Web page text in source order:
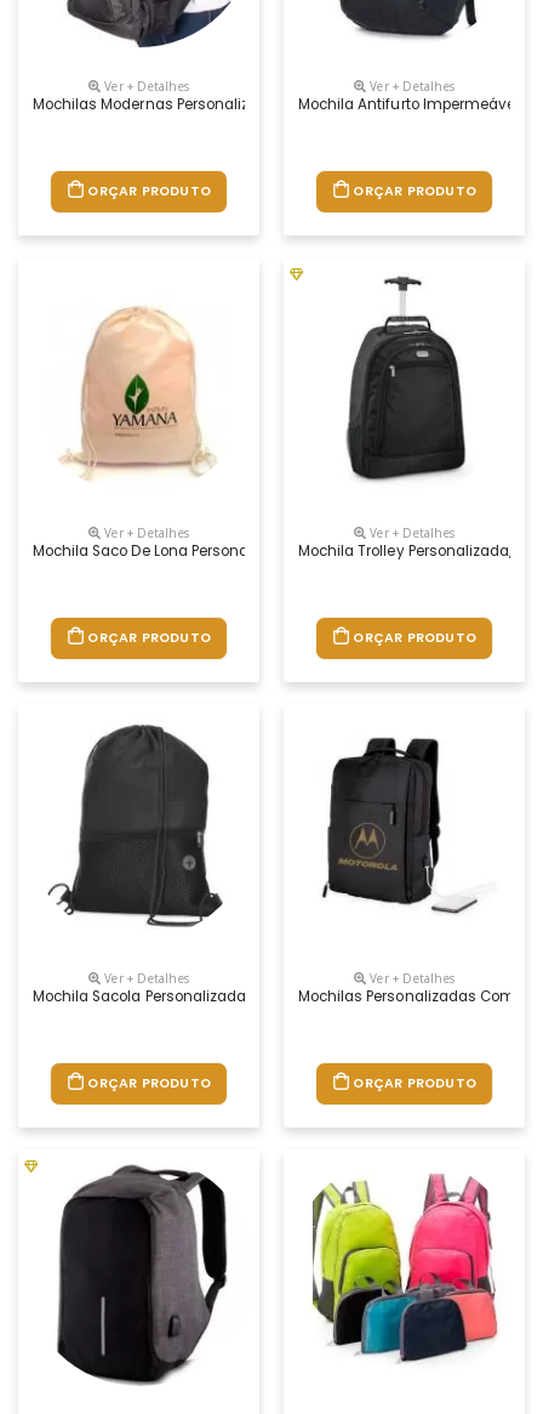
Ver + Detalhes
Mochilas Modernas Personalizadas, Medidas 49 X 39 X 19 Cm, Material
ORÇAR PRODUTO
Ver + Detalhes
Mochila Antifurto Impermeável
ORÇAR PRODUTO
Ver + Detalhes
Mochila Saco De Lona Personalizada, Medidas 32cm X 40cm, Material
ORÇAR PRODUTO
Ver + Detalhes
Mochila Trolley Personalizada,
ORÇAR PRODUTO
Ver + Detalhes
Mochila Sacola Personalizada, Material Poliéster
ORÇAR PRODUTO
Ver + Detalhes
Mochilas Personalizadas Com
ORÇAR PRODUTO